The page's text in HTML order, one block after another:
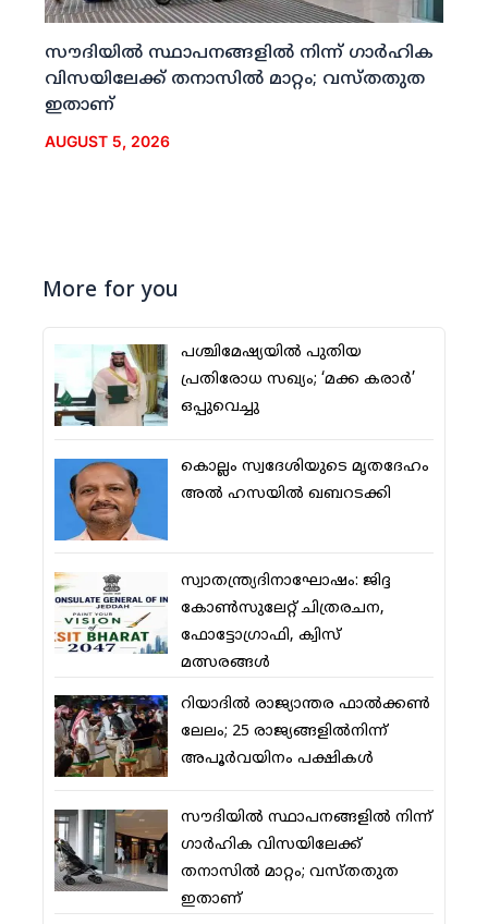
സൗദിയില്‍ സ്ഥാപനങ്ങളില്‍ നിന്ന് ഗാര്‍ഹിക
വിസയിലേക്ക് തനാസില്‍ മാറ്റം; വസ്തതുത
ഇതാണ്
AUGUST 5, 2026
More for you
പശ്ചിമേഷ്യയില്‍ പുതിയ
പ്രതിരോധ സഖ്യം; ‘മക്ക കരാര്‍’
ഒപ്പുവെച്ചു
കൊല്ലം സ്വദേശിയുടെ മൃതദേഹം
അല്‍ ഹസയില്‍ ഖബറടക്കി
സ്വാതന്ത്ര്യദിനാഘോഷം: ജിദ്ദ
കോണ്‍സുലേറ്റ് ചിത്രരചന,
ഫോട്ടോഗ്രാഫി, ക്വിസ്
മത്സരങ്ങള്‍
റിയാദില്‍ രാജ്യാന്തര ഫാല്‍ക്കണ്‍
ലേലം; 25 രാജ്യങ്ങളില്‍നിന്ന്
അപൂര്‍വയിനം പക്ഷികള്‍
സൗദിയില്‍ സ്ഥാപനങ്ങളില്‍ നിന്ന്
ഗാര്‍ഹിക വിസയിലേക്ക്
തനാസില്‍ മാറ്റം; വസ്തതുത
ഇതാണ്